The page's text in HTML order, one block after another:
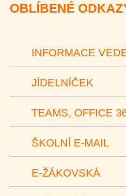
OBLÍBENÉ
INFORMACE
JÍDELNÍČEK
TEAMS, OFFICE
ŠKOLNÍ E-MAIL
E-ŽÁKOVSKÁ